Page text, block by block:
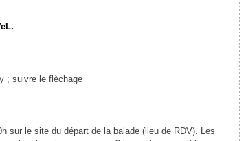
; suivre le flèchage
sur le site du départ de la balade (lieu de RDV). Les